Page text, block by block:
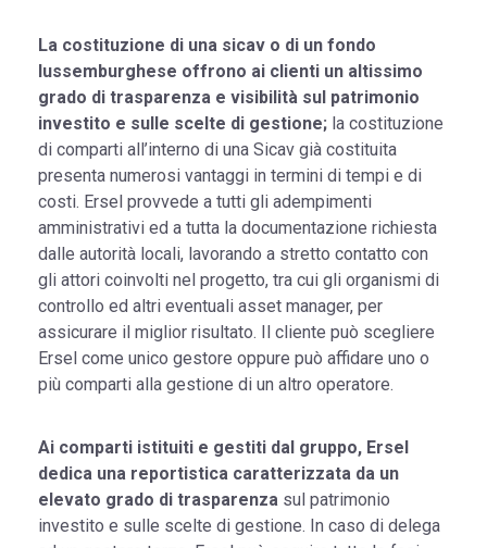
La costituzione di una sicav o di un fondo
lussemburghese offrono ai clienti un altissimo
grado di trasparenza e visibilità sul patrimonio
investito e sulle scelte di gestione; la costituzione
di comparti all’interno di una Sicav già costituita
presenta numerosi vantaggi in termini di tempi e di
costi. Ersel provvede a tutti gli adempimenti
amministrativi ed a tutta la documentazione richiesta
dalle autorità locali, lavorando a stretto contatto con
gli attori coinvolti nel progetto, tra cui gli organismi di
controllo ed altri eventuali asset manager, per
assicurare il miglior risultato. Il cliente può scegliere
Ersel come unico gestore oppure può affidare uno o
più comparti alla gestione di un altro operatore.
Ai comparti istituiti e gestiti dal gruppo, Ersel
dedica una reportistica caratterizzata da un
elevato grado di trasparenza sul patrimonio
investito e sulle scelte di gestione. In caso di delega